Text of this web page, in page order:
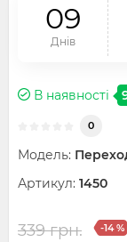
09
Днів
В наявності
0
Модель:
Артикул: 1450
339 грн. -14 %